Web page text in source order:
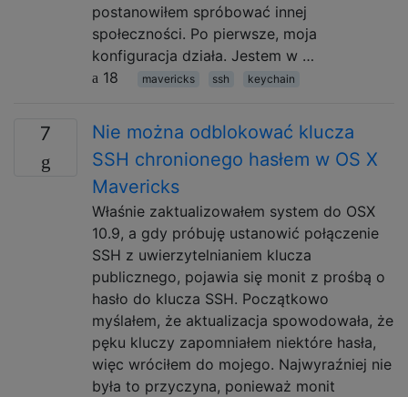
postanowiłem spróbować innej
społeczności. Po pierwsze, moja
konfiguracja działa. Jestem w …
18
mavericks ssh keychain
7
Nie można odblokować klucza
SSH chronionego hasłem w OS X
Mavericks
Właśnie zaktualizowałem system do OSX
10.9, a gdy próbuję ustanowić połączenie
SSH z uwierzytelnianiem klucza
publicznego, pojawia się monit z prośbą o
hasło do klucza SSH. Początkowo
myślałem, że aktualizacja spowodowała, że
​​pęku kluczy zapomniałem niektóre hasła,
więc wróciłem do mojego. Najwyraźniej nie
była to przyczyna, ponieważ monit